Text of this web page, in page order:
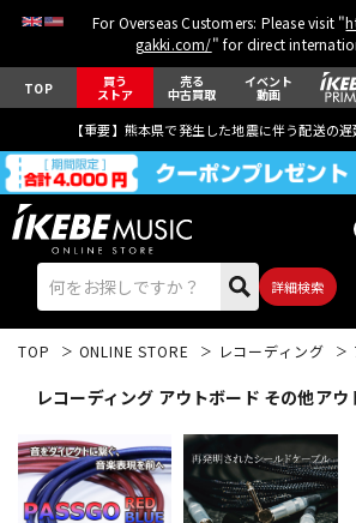
For Overseas Customers: Please visit "
gakki.com/" for direct
TOP 買う
ストア
売る
中古買取
イベント
動画
【重要】熊本県で発生した地震に伴う配送の
詳細検索
エレキギター
TOP ONLINE STORE レコーディング
レコーディング アウトボード その他ア